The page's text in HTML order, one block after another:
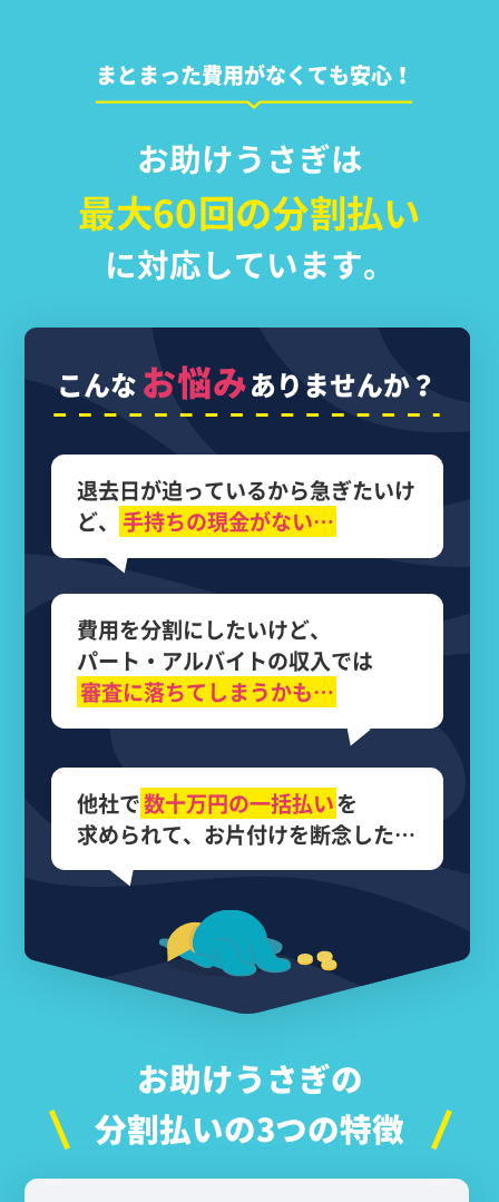
まとまった費用がなくても安心！
お助けうさぎは
最大60回の分割払い
に対応しています。
こんなお悩みありませんか？
退去日が迫っているから急ぎたいけ
ど、 手持ちの現金がない…
費用を分割にしたいけど、
パート・アルバイトの収入では
審査に落ちてしまうかも…
他社で数十万円の一括払いを
求められて、 お片付けを断念した…
お助けうさぎの
分割払いの3つの特徴